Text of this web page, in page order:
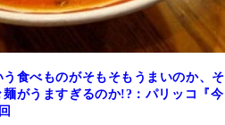
う食べものがそもそもうまいのか、そ
がうますぎるのか!?：パリッコ『今